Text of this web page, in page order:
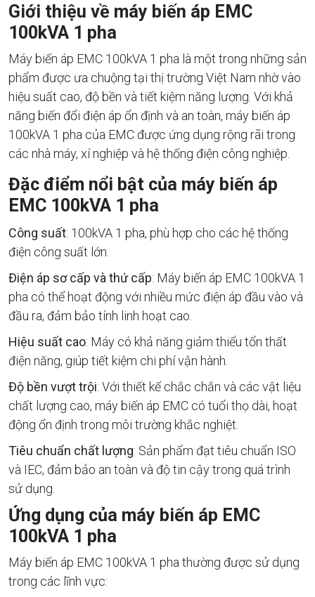
Giới thiệu về máy biến áp EMC
100kVA 1 pha
Máy biến áp EMC 100kVA 1 pha là một trong những sản
phẩm được ưa chuộng tại thị trường Việt Nam nhờ vào
hiệu suất cao, độ bền và tiết kiệm năng lượng. Với khả
năng biến đổi điện áp ổn định và an toàn, máy biến áp
100kVA 1 pha của EMC được ứng dụng rộng rãi trong
các nhà máy, xí nghiệp và hệ thống điện công nghiệp.
Đặc điểm nổi bật của máy biến áp
EMC 100kVA 1 pha
Công suất: 100kVA 1 pha, phù hợp cho các hệ thống
điện công suất lớn.
Điện áp sơ cấp và thứ cấp: Máy biến áp EMC 100kVA 1
pha có thể hoạt động với nhiều mức điện áp đầu vào và
đầu ra, đảm bảo tính linh hoạt cao.
Hiệu suất cao: Máy có khả năng giảm thiểu tổn thất
điện năng, giúp tiết kiệm chi phí vận hành.
Độ bền vượt trội: Với thiết kế chắc chắn và các vật liệu
chất lượng cao, máy biến áp EMC có tuổi thọ dài, hoạt
động ổn định trong môi trường khắc nghiệt.
Tiêu chuẩn chất lượng: Sản phẩm đạt tiêu chuẩn ISO
và IEC, đảm bảo an toàn và độ tin cậy trong quá trình
sử dụng.
Ứng dụng của máy biến áp EMC
100kVA 1 pha
Máy biến áp EMC 100kVA 1 pha thường được sử dụng
trong các lĩnh vực: